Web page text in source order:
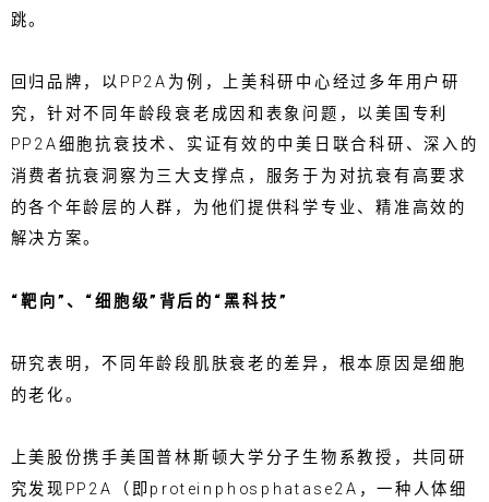
跳。
回归品牌，以PP2A为例，上美科研中心经过多年用户研
究，针对不同年龄段衰老成因和表象问题，以美国专利
PP2A细胞抗衰技术、实证有效的中美日联合科研、深入的
消费者抗衰洞察为三大支撑点，服务于为对抗衰有高要求
的各个年龄层的人群，为他们提供科学专业、精准高效的
解决方案。
“靶向”、“细胞级”背后的“黑科技”
研究表明，不同年龄段肌肤衰老的差异，根本原因是细胞
的老化。
上美股份携手美国普林斯顿大学分子生物系教授，共同研
究发现PP2A（即proteinphosphatase2A，一种人体细